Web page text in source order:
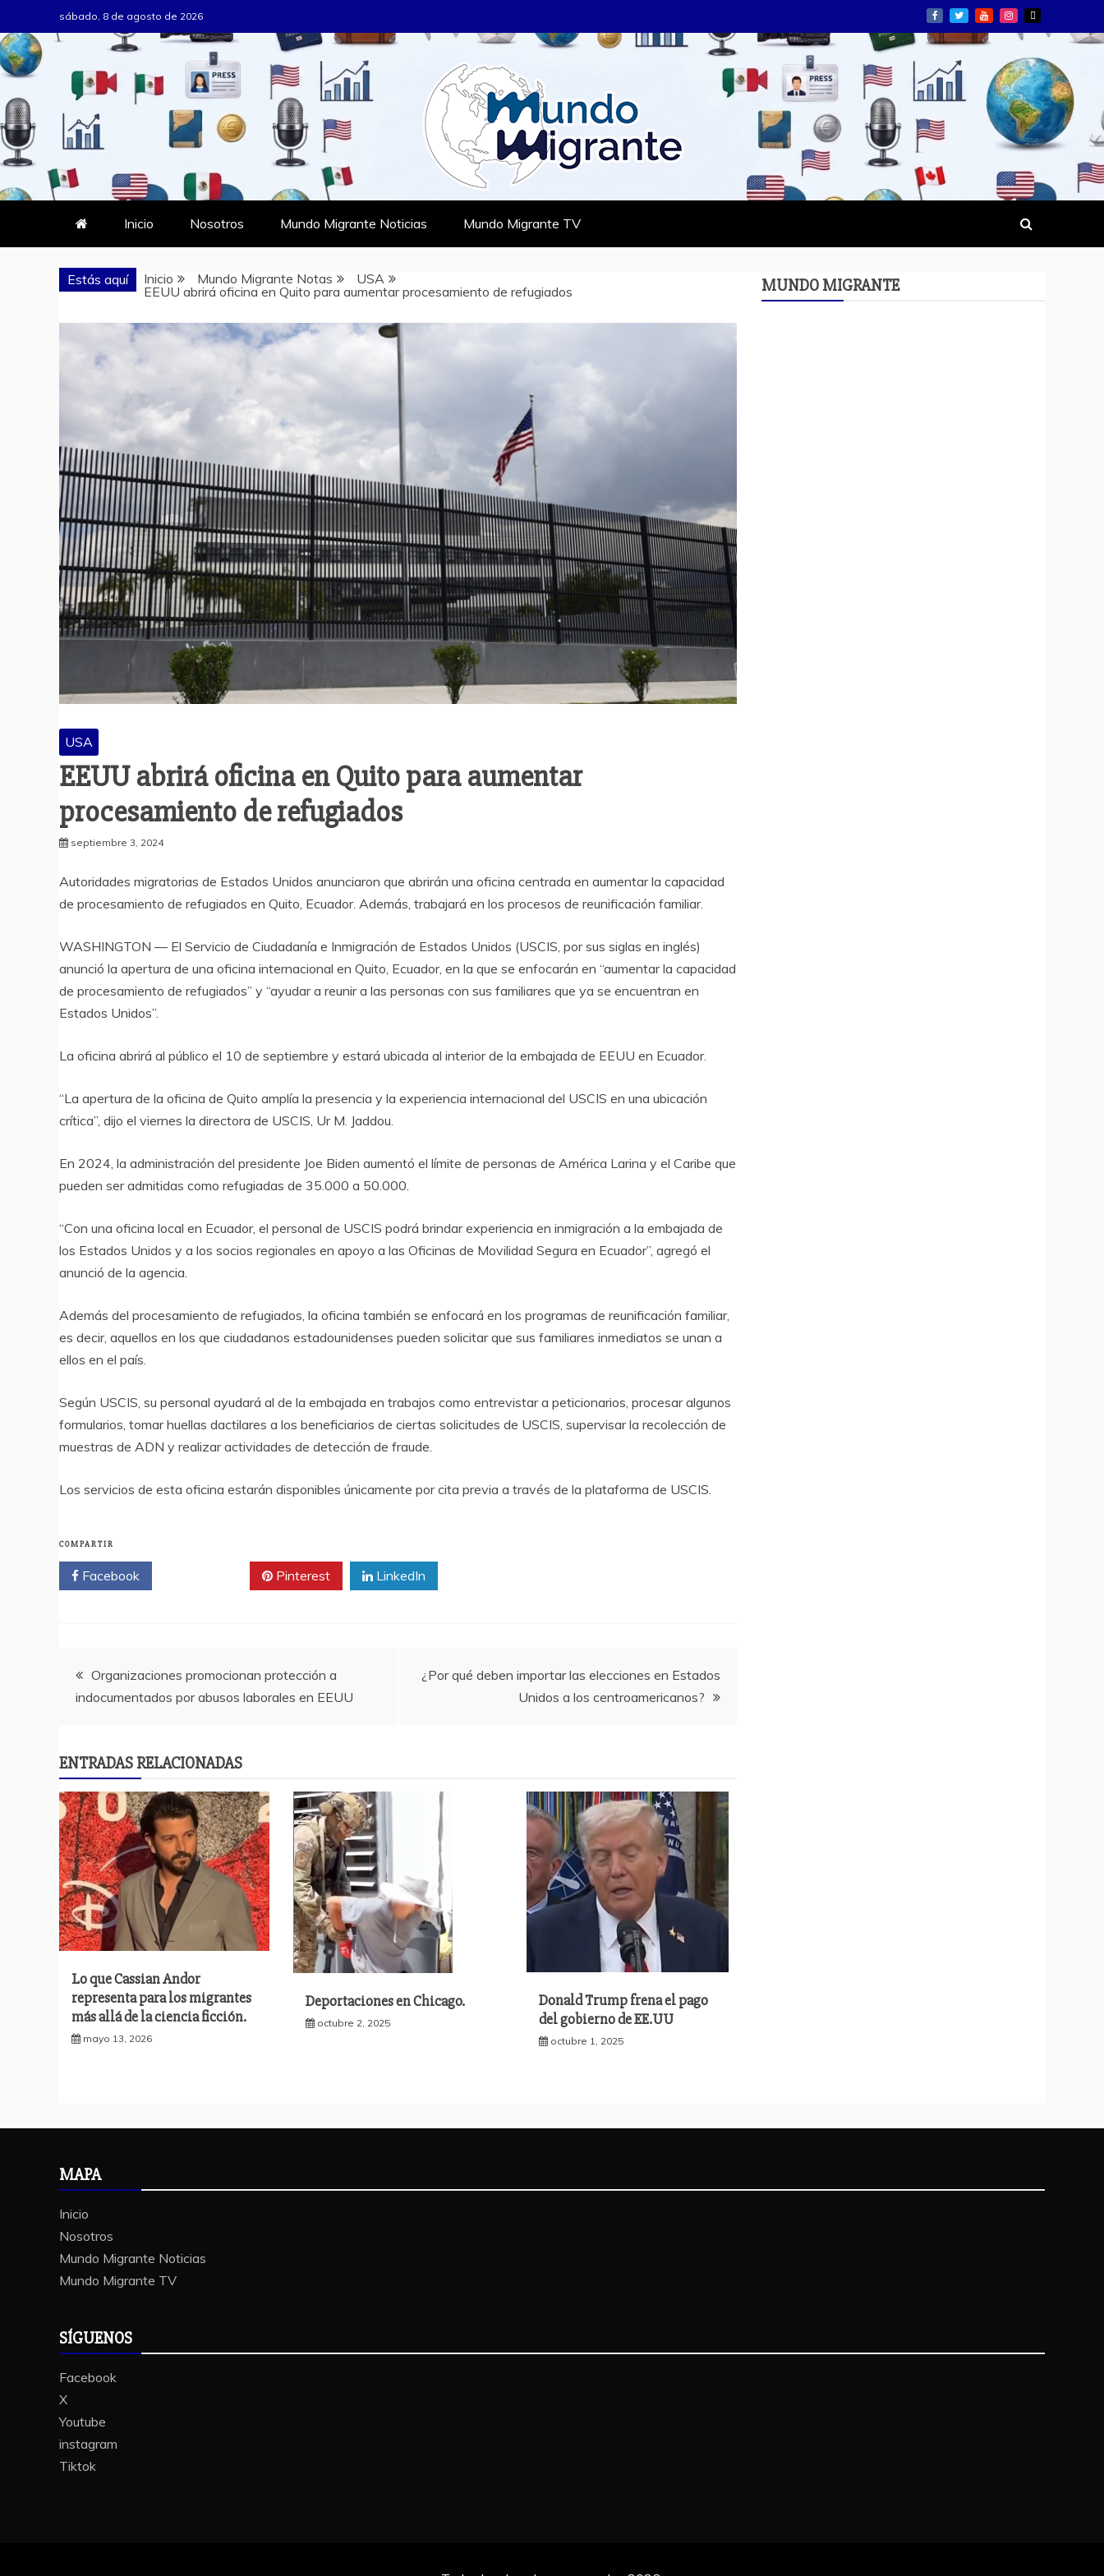
al
contenido
sábado, 8 de agosto de 2026
MUNDO MIGRANTE
DONDE TODOS SOMOS MIGRANTES
Inicio Nosotros Mundo Migrante Noticias Mundo Migrante TV
Estás aquí Inicio Mundo Migrante Notas
USA
EEUU abrirá oficina en Quito para aumentar procesamiento de refugiados
USA
EEUU abrirá oficina en Quito para aumentar
procesamiento de refugiados
septiembre 3, 2024
Autoridades migratorias de Estados Unidos anunciaron que abrirán una oficina centrada en aumentar la capacidad
de procesamiento de refugiados en Quito, Ecuador. Además, trabajará en los procesos de reunificación familiar.
WASHINGTON — El Servicio de Ciudadanía e Inmigración de Estados Unidos (USCIS, por sus siglas en inglés)
anunció la apertura de una oficina internacional en Quito, Ecuador, en la que se enfocarán en “aumentar la capacidad
de procesamiento de refugiados” y “ayudar a reunir a las personas con sus familiares que ya se encuentran en
Estados Unidos”.
La oficina abrirá al público el 10 de septiembre y estará ubicada al interior de la embajada de EEUU en Ecuador.
“La apertura de la oficina de Quito amplía la presencia y la experiencia internacional del USCIS en una ubicación
crítica”, dijo el viernes la directora de USCIS, Ur M. Jaddou.
En 2024, la administración del presidente Joe Biden aumentó el límite de personas de América Larina y el Caribe que
pueden ser admitidas como refugiadas de 35.000 a 50.000.
“Con una oficina local en Ecuador, el personal de USCIS podrá brindar experiencia en inmigración a la embajada de
los Estados Unidos y a los socios regionales en apoyo a las Oficinas de Movilidad Segura en Ecuador”, agregó el
anunció de la agencia.
Además del procesamiento de refugiados, la oficina también se enfocará en los programas de reunificación familiar,
es decir, aquellos en los que ciudadanos estadounidenses pueden solicitar que sus familiares inmediatos se unan a
ellos en el país.
Según USCIS, su personal ayudará al de la embajada en trabajos como entrevistar a peticionarios, procesar algunos
formularios, tomar huellas dactilares a los beneficiarios de ciertas solicitudes de USCIS, supervisar la recolección de
muestras de ADN y realizar actividades de detección de fraude.
Los servicios de esta oficina estarán disponibles únicamente por cita previa a través de la plataforma de USCIS.
COMPARTIR
Facebook Pinterest LinkedIn
Navegación
de
entradas
Organizaciones promocionan protección a
indocumentados por abusos laborales en EEUU
¿Por qué deben importar las elecciones en Estados
Unidos a los centroamericanos?
ENTRADAS RELACIONADAS
Lo que Cassian Andor
representa para los migrantes
más allá de la ciencia ficción.
mayo 13, 2026
Deportaciones en Chicago.
octubre 2, 2025
Donald Trump frena el pago
del gobierno de EE.UU
octubre 1, 2025
MUNDO MIGRANTE
MAPA
Inicio
Nosotros
Mundo Migrante Noticias
Mundo Migrante TV
SÍGUENOS
Facebook
X
Youtube
instagram
Tiktok